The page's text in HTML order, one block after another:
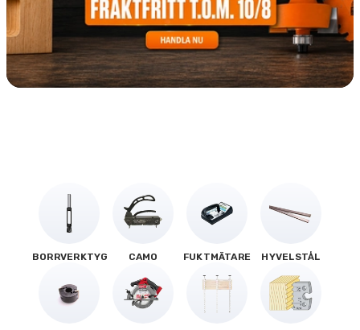
BORRVERKTYG CAMO FUKTMÄTARE HYVELSTÅL